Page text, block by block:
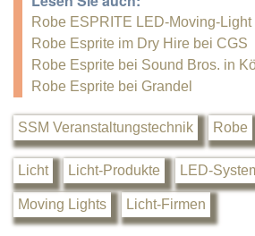
Robe ESPRITE LED-Moving-Light
Robe Esprite im Dry Hire bei CGS
Robe Esprite bei Sound Bros. in
Robe Esprite bei Grandel
SSM Veranstaltungstechnik Robe
Licht Licht-Produkte LED-
Moving Lights Licht-Firmen